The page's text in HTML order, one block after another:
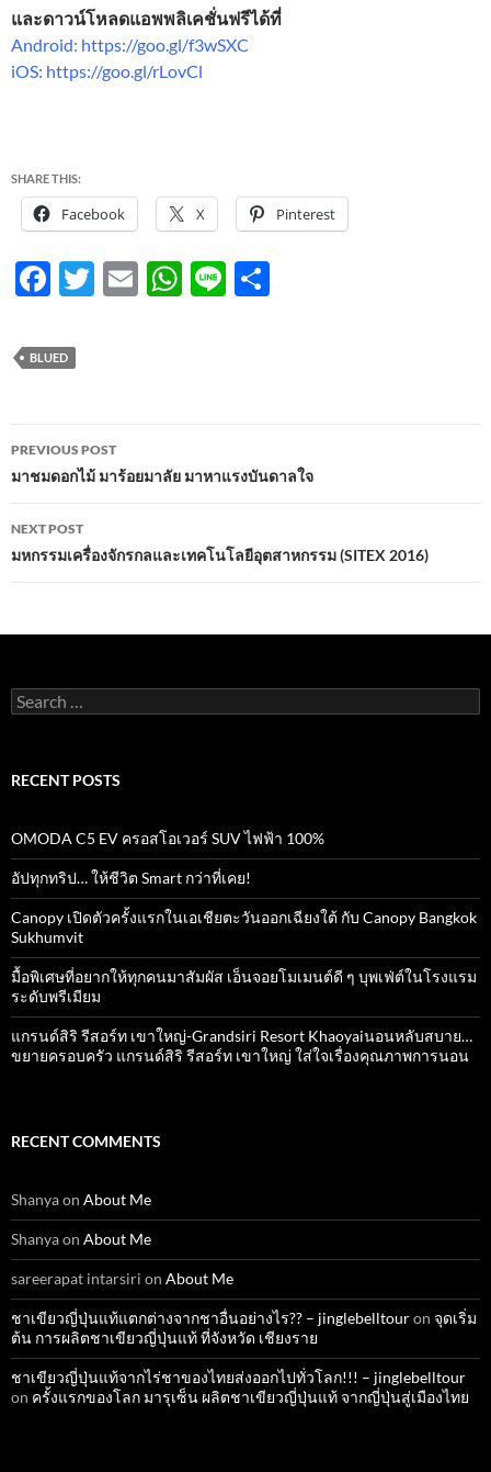
และดาวน์โหลดแอพพลิเคชั่นฟรีได้ที่
Android: https://goo.gl/f3wSXC
iOS: https://goo.gl/rLovCl
SHARE THIS:
Facebook X Pinterest
F
e
o
o
k
T
E
W
A
p
Li
BLUED
Post
navigation
PREVIOUS POST
มาชมดอกไม้ มาร้อยมาลัย มาหาแรงบันดาลใจ
NEXT POST
มหกรรมเครื่องจักรกลและเทคโนโลยีอุตสาหกรรม (SITEX 2016)
Search
for:
RECENT POSTS
OMODA C5 EV ครอสโอเวอร์ SUV ไฟฟ้า 100%
อัปทุกทริป… ให้ชีวิต Smart กว่าที่เคย!
Canopy เปิดตัวครั้งแรกในเอเชียตะวันออกเฉียงใต้ กับ Canopy Bangkok
Sukhumvit
มื้อพิเศษที่อยากให้ทุกคนมาสัมผัส เอ็นจอยโมเมนต์ดี ๆ บุพเฟ่ต์ในโรงแรม
ระดับพรีเมียม
แกรนด์สิริ​ รีสอร์ท​ เขาใหญ่​-Grandsiri​ Resort​ Khaoyaiนอนหลับสบาย…
ขยายครอบครัว แกรนด์สิริ รีสอร์ท เขาใหญ่ ใส่ใจเรื่องคุณภาพการนอน
RECENT COMMENTS
Shanyaon About Me
Shanyaon About Me
sareerapat intarsiri on About Me
ชาเขียวญี่ปุ่นแท้แตกต่างจากชาอื่นอย่างไร?? – jinglebelltouron จุดเริ่ม
ต้น การผลิตชาเขียวญี่ปุ่นแท้ ที่จังหวัด เชียงราย
ชาเขียวญี่ปุ่นแท้จากไร่ชาของไทยส่งออกไปทั่วโลก!!! – jinglebelltour
on ครั้งแรกของโลก มารุเซ็น ผลิตชาเขียวญี่ปุ่นแท้ จากญี่ปุ่นสู่เมืองไทย